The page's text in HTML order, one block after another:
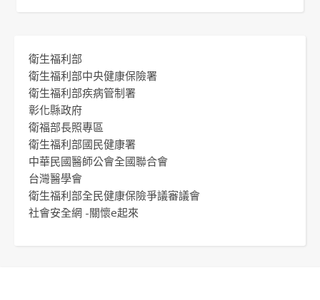
衛生福利部
衛生福利部中央健康保險署
衛生福利部疾病管制署
彰化縣政府
衛福部長照專區
衛生福利部國民健康署
中華民國醫師公會全國聯合會
台灣醫學會
衛生福利部全民健康保險爭議審議會
社會安全網 -關懷e起來